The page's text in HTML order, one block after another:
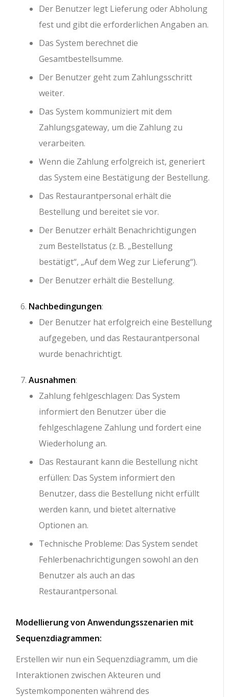
Der Benutzer legt Lieferung oder Abholung
fest und gibt die erforderlichen Angaben an.
Das System berechnet die
Gesamtbestellsumme.
Der Benutzer geht zum Zahlungsschritt
weiter.
Das System kommuniziert mit dem
Zahlungsgateway, um die Zahlung zu
verarbeiten.
Wenn die Zahlung erfolgreich ist, generiert
das System eine Bestätigung der Bestellung.
Das Restaurantpersonal erhält die
Bestellung und bereitet sie vor.
Der Benutzer erhält Benachrichtigungen
zum Bestellstatus (z. B. „Bestellung
bestätigt“, „Auf dem Weg zur Lieferung“).
Der Benutzer erhält die Bestellung.
Nachbedingungen:
Der Benutzer hat erfolgreich eine Bestellung
aufgegeben, und das Restaurantpersonal
wurde benachrichtigt.
Ausnahmen:
Zahlung fehlgeschlagen: Das System
informiert den Benutzer über die
fehlgeschlagene Zahlung und fordert eine
Wiederholung an.
Das Restaurant kann die Bestellung nicht
erfüllen: Das System informiert den
Benutzer, dass die Bestellung nicht erfüllt
werden kann, und bietet alternative
Optionen an.
Technische Probleme: Das System sendet
Fehlerbenachrichtigungen sowohl an den
Benutzer als auch an das
Restaurantpersonal.
Modellierung von Anwendungsszenarien mit
Sequenzdiagrammen:
Erstellen wir nun ein Sequenzdiagramm, um die
Interaktionen zwischen Akteuren und
Systemkomponenten während des